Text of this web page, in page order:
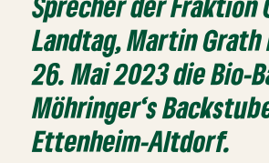
Landtag, Martin Grath
26. Mai 2023 die Bio-
Möhringer‘s
Ettenheim-Altdorf.